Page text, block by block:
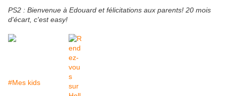
PS2 : Bienvenue à Edouard et félicitations aux parents! 20 mois
d'écart, c'est easy!
#Mes kids